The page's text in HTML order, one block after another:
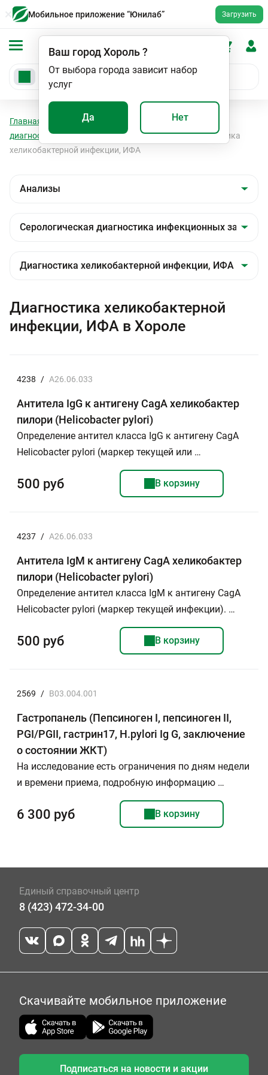
Мобильное приложение “Юнилаб” Загрузить
Ваш городХороль?
От выбора города зависит набор
услуг
Да Нет
Главная Анализы
Серологическая
диагностика инфекционных заболеваний
Диагностика
хеликобактерной инфекции, ИФА
Диагностика хеликобактерной
инфекции, ИФА в Хороле
4238 / A26.06.033
Антитела IgG к антигену CagA хеликобактер
пилори (Helicobacter pylori)
Определение антител класса IgG к антигену CagA
Helicobacter pylori (маркер текущей или …
500 руб В корзину
4237 / A26.06.033
Антитела IgМ к антигену CagA хеликобактер
пилори (Helicobacter pylori)
Определение антител класса IgM к антигену CagA
Helicobacter pylori (маркер текущей инфекции). …
500 руб В корзину
2569 / B03.004.001
Гастропанель (Пепсиноген I, пепсиноген II,
PGI/PGII, гастрин17, H.pylori Ig G, заключение
о состоянии ЖКТ)
На исследование есть ограничения по дням недели
и времени приема, подробную информацию …
6 300 руб В корзину
Единый справочный центр
8 (423) 472-34-00
Скачивайте мобильное приложение
Подписаться на новости и акции